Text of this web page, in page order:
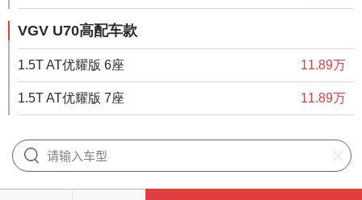
VGV U70高配车款
1.5T AT优耀版 6座 11.89万
1.5T AT优耀版 7座 11.89万